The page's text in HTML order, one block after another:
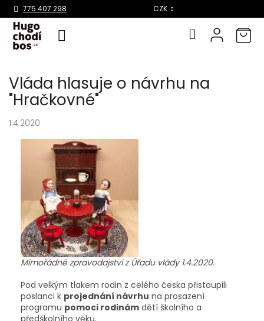
na
obsah
775 407 298 CZK
Vláda hlasuje o návrhu na
"Hračkovné"
1.4.2020
Mimořádné zpravodajství z Úřadu vlády 1.4.2020.
Pod velkým tlakem rodin z celého česka přistoupili
poslanci k projednání návrhu na prosazení
programu pomoci rodinám dětí školního a